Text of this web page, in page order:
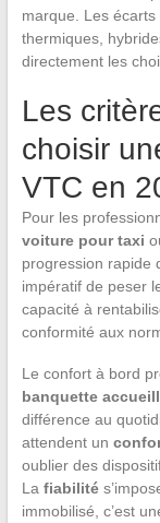
marque. Les
thermiques,
directement les
Les
choisir
VTC en
Pour les
voiture pour taxi
progression rapide
impératif de peser
capacité à
conformité aux
Le confort à bord
banquette
différence au
attendent un
oublier des
La fiabilité
immobilisé, c’est